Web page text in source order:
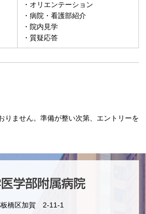
・オリエンテーション
・病院・看護部紹介
・院内見学
・質疑応答
りません。準備が整い次第、エントリーを
橋区加賀 2-11-1